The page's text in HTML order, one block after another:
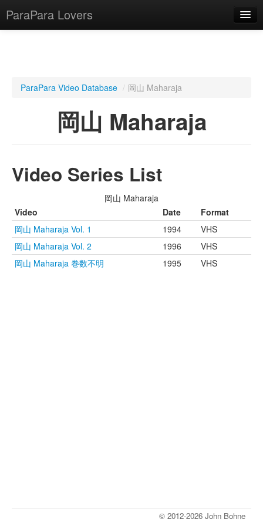
ParaPara Lovers
TechPara Video Database
Lesson Database
ParaPara Video Database / 岡山 Maharaja
岡山 Maharaja
Video Series List
岡山 Maharaja
Video
Date
Format
岡山 Maharaja Vol. 1
1994
VHS
岡山 Maharaja Vol. 2
1996
VHS
岡山 Maharaja 巻数不明
1995 VHS
© 2012-2026 John Bohne